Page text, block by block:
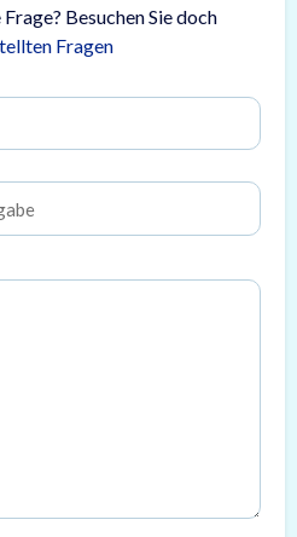
Besuchen Sie doch
Fragen